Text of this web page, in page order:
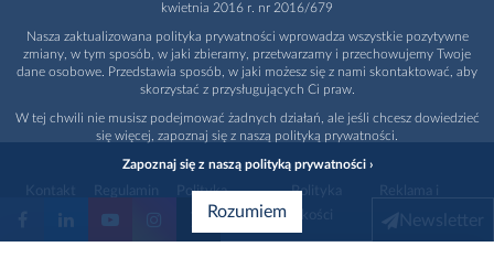
Polityka
prywatności
Polityka
promocja
kwietnia 2016 r. nr 2016/679
Nasza zaktualizowana polityka prywatności wprowadza wszystkie pozytywne
zmiany, w tym sposób, w jaki zbieramy, przetwarzamy i przechowujemy Twoje
dane osobowe. Przedstawia sposób, w jaki możesz się z nami skontaktować, aby
skorzystać z przysługujących Ci praw.
W tej chwili nie musisz podejmować żadnych działań, ale jeśli chcesz dowiedzieć
się więcej, zapoznaj się z naszą polityką prywatności.
Zapoznaj się z naszą polityką prywatności ›
Rozumiem Newsletter